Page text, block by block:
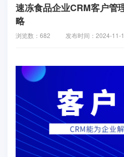
速冻食品企业CRM客户管
略
浏览数：682 发布时间：2024-11-